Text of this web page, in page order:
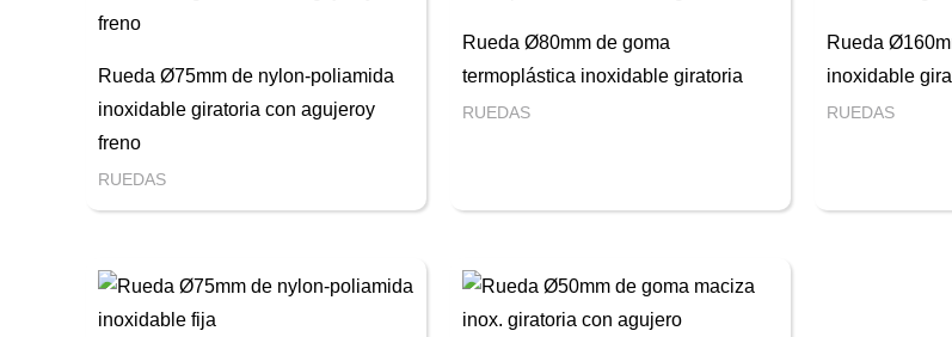
Rueda Ø75mm de nylon-poliamida
inoxidable giratoria con agujeroy
freno
RUEDAS
Rueda Ø80mm de goma
termoplástica inoxidable giratoria
RUEDAS
Rueda
inoxidable
RUEDAS